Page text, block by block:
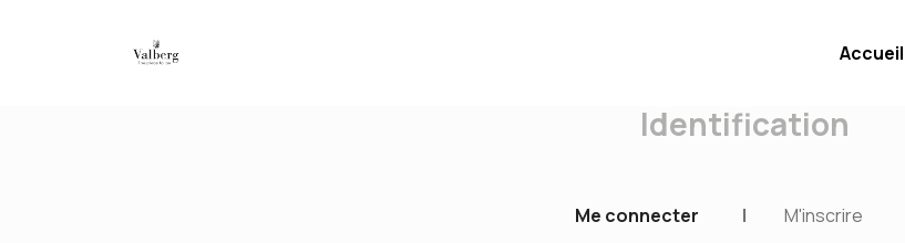
Accueil
Identification
Me connecter | M'inscrire